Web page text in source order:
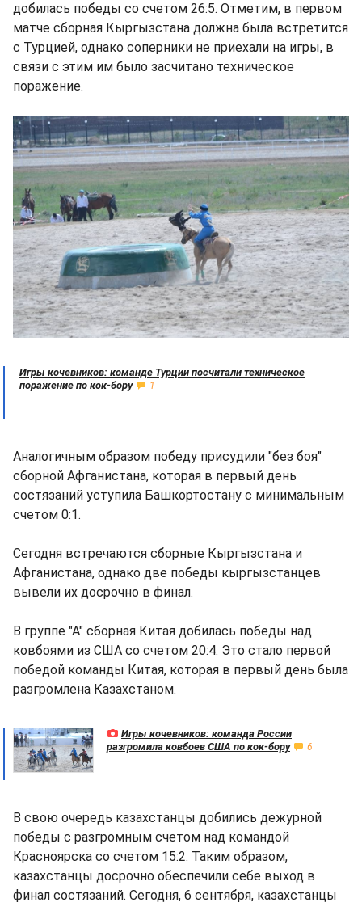
добилась победы со счетом 26:5. Отметим, в первом
матче сборная Кыргызстана должна была встретится
с Турцией, однако соперники не приехали на игры, в
связи с этим им было засчитано техническое
поражение.
Игры кочевников: команде Турции посчитали техническое
поражение по кок-бору
1
Аналогичным образом победу присудили "без боя"
сборной Афганистана, которая в первый день
состязаний уступила Башкортостану с минимальным
счетом 0:1.
Сегодня встречаются сборные Кыргызстана и
Афганистана, однако две победы кыргызстанцев
вывели их досрочно в финал.
В группе "А" сборная Китая добилась победы над
ковбоями из США со счетом 20:4. Это стало первой
победой команды Китая, которая в первый день была
разгромлена Казахстаном.
Игры кочевников: команда России
разгромила ковбоев США по кок-бору
6
В свою очередь казахстанцы добились дежурной
победы с разгромным счетом над командой
Красноярска со счетом 15:2. Таким образом,
казахстанцы досрочно обеспечили себе выход в
финал состязаний. Сегодня, 6 сентября, казахстанцы